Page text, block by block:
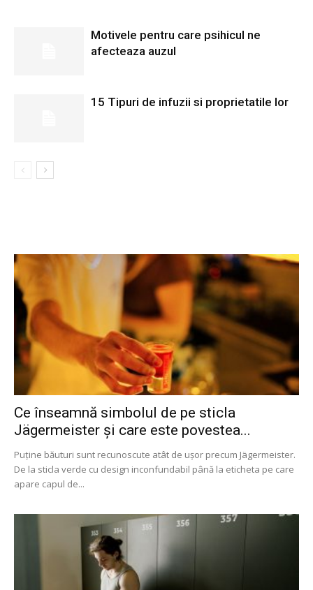
Motivele pentru care psihicul ne
afecteaza auzul
15 Tipuri de infuzii si proprietatile lor
Ce înseamnă simbolul de pe sticla
Jägermeister și care este povestea...
Puține băuturi sunt recunoscute atât de ușor precum Jägermeister.
De la sticla verde cu design inconfundabil până la eticheta pe care
apare capul de...